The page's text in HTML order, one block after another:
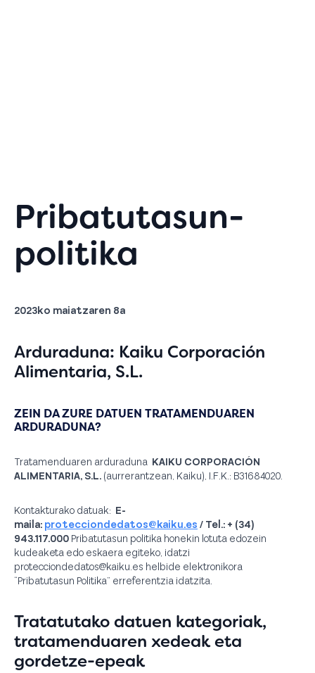
Pribatutasun-
politika
2023ko maiatzaren 8a
Arduraduna: Kaiku Corporación
Alimentaria, S.L.
ZEIN DA ZURE DATUEN TRATAMENDUAREN
ARDURADUNA?
Tratamenduaren arduraduna KAIKU CORPORACIÓN
ALIMENTARIA, S.L. (aurrerantzean, Kaiku), I.F.K.: B31684020.
Kontakturako datuak: E-
maila: protecciondedatos@kaiku.es / Tel.: + (34)
943.117.000 Pribatutasun politika honekin lotuta edozein
kudeaketa edo eskaera egiteko, idatzi
protecciondedatos@kaiku.es helbide elektronikora
“Pribatutasun Politika” erreferentzia idatzita.
Tratatutako datuen kategoriak,
tratamenduaren xedeak eta
gordetze-epeak